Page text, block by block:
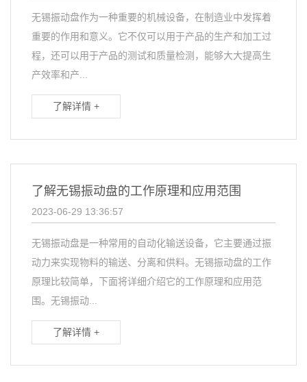
无锡振动盘作为一种重要的机械设备，在制造业中发挥着
重要的作用和意义。它不仅可以用于产品的生产和加工过
程，还可以用于产品的测试和质量检测，能够大大提高生
产效率和产...
了解详情 +
了解无锡振动盘的工作原理和应用范围
2023-06-29 13:36:57
无锡振动盘是一种常用的自动化输送设备，它主要通过振
动力来实现物料的输送、分离和供料。无锡振动盘的工作
原理比较简单，下面将详细介绍它的工作原理和应用范
围。无锡振动...
了解详情 +